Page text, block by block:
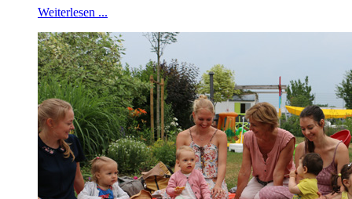
Weiterlesen ...